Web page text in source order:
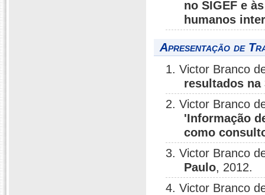
no SIGEF e
humanos
Apresentação de
1. Victor Branco
resultados na
2. Victor Branco
'Informação
como
3. Victor Branco
Paulo, 2012.
4. Victor Branco